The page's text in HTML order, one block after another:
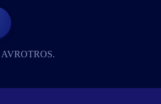
AVROTROS.